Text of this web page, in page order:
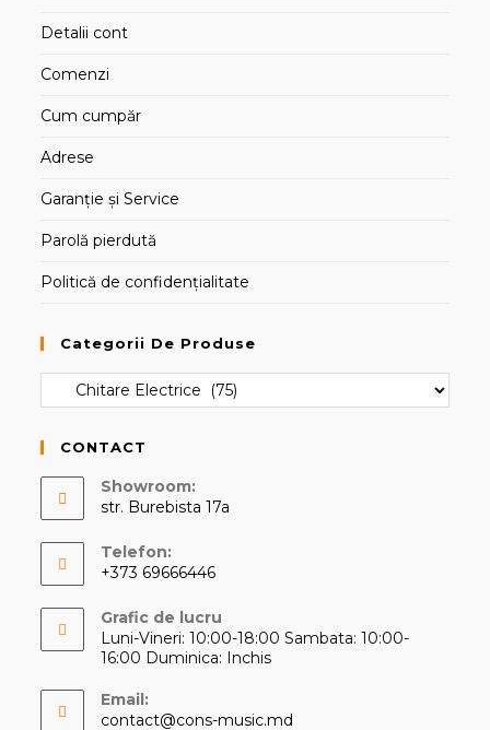
Detalii cont
Comenzi
Cum cumpăr
Adrese
Garanție și Service
Parolă pierdută
Politică de confidențialitate
Categorii De Produse
CONTACT
Showroom:
str. Burebista 17a
Telefon:
+373 69666446
in
your
Grafic de lucru
Luni-Vineri: 10:00-18:00 Sambata: 10:00-
16:00 Duminica: Inchis
Email:
contact@cons-music.md